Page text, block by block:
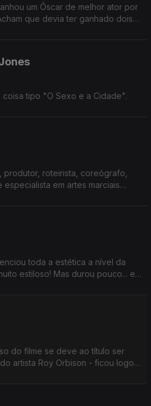
um Óscar de melhor ator por
que devia ter ganhado dois?
coisa tipo "O Sexo e a Cidade".
produtor, roteirista, coreógrafo,
em artes marciais
toda a estética a nível da
estiloso! Mas durou pouco... em
do filme se deve ao título ser
artista Roy Orbison - ficou logo